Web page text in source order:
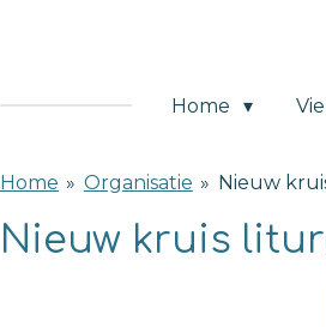
Home
Home » Organisatie » Nieuw
Nieuw kruis